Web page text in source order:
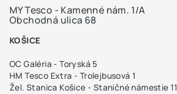
MY Tesco - Kamenné nám. 1/A
Obchodná ulica 68
KOŠICE
OC Galéria - Toryská 5
HM Tesco Extra - Trolejbusová 1
Žel. Stanica Košice - Staničné námestie 11